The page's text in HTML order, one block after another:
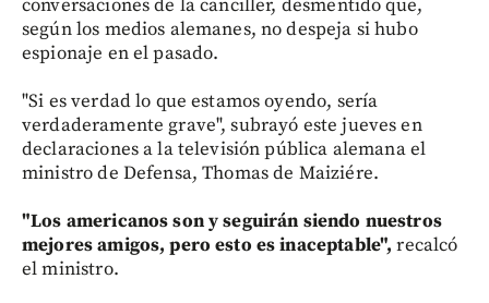
conversaciones de la canciller, desmentido que,
según los medios alemanes, no despeja si hubo
espionaje en el pasado.
"Si es verdad lo que estamos oyendo, sería
verdaderamente grave", subrayó este jueves en
declaraciones a la televisión pública alemana el
ministro de Defensa, Thomas de Maiziére.
"Los americanos son y seguirán siendo nuestros
mejores amigos, pero esto es inaceptable", recalcó
el ministro.